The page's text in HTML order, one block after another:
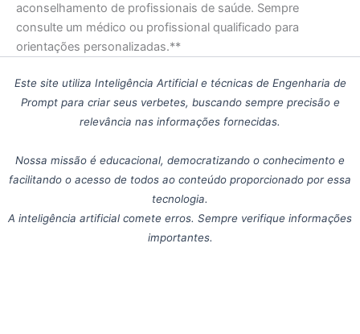
aconselhamento de profissionais de saúde. Sempre
consulte um médico ou profissional qualificado para
orientações personalizadas.**
Este site utiliza Inteligência Artificial e técnicas de Engenharia de
Prompt para criar seus verbetes, buscando sempre precisão e
relevância nas informações fornecidas.
Nossa missão é educacional, democratizando o conhecimento e
facilitando o acesso de todos ao conteúdo proporcionado por essa
tecnologia.
A inteligência artificial comete erros. Sempre verifique informações
importantes.